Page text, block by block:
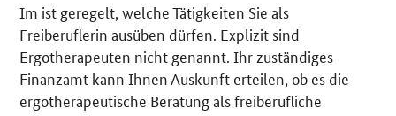
Im ist geregelt, welche Tätigkeiten Sie als
Freiberuflerin ausüben dürfen. Explizit sind
Ergotherapeuten nicht genannt. Ihr zuständiges
Finanzamt kann Ihnen Auskunft erteilen, ob es die
ergotherapeutische Beratung als freiberufliche